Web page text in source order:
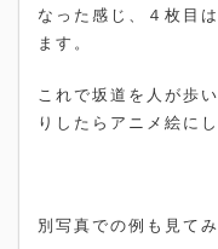
なった感じ、４枚目
ます。
これで坂道を人が歩
りしたらアニメ絵に
別写真での例も見てみ